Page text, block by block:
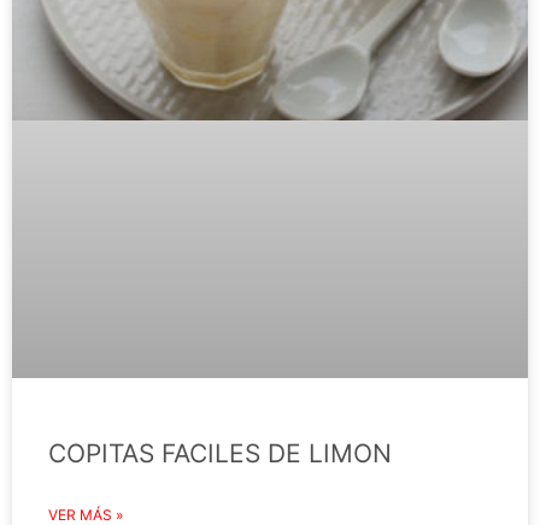
COPITAS FACILES DE LIMON
VER MÁS »